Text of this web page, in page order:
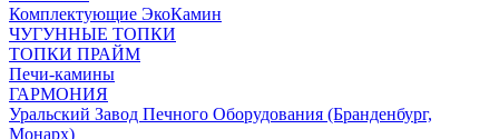
Комплектующие ЭкоКамин
ЧУГУННЫЕ ТОПКИ
ТОПКИ ПРАЙМ
Печи-камины
ГАРМОНИЯ
Уральский Завод Печного Оборудования (Бранденбург,
Монарх)